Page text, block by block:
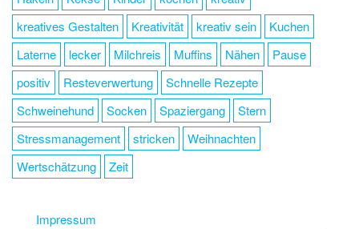
kreatives Gestalten
Kreativität kreativ sein
Kuchen
Laterne
lecker Milchreis Muffins Nähen
Pause
positiv
Resteverwertung
Schnelle Rezepte
Schweinehund
Socken Spaziergang
Stern
Stressmanagement
stricken
Weihnachten
Wertschätzung
Zeit
Impressum